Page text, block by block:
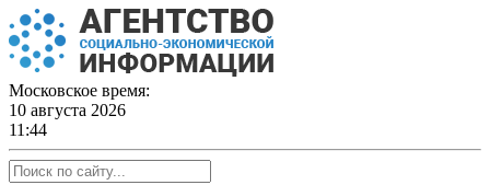
Skip
to
content
Московское время:
10 августа 2026
11:44